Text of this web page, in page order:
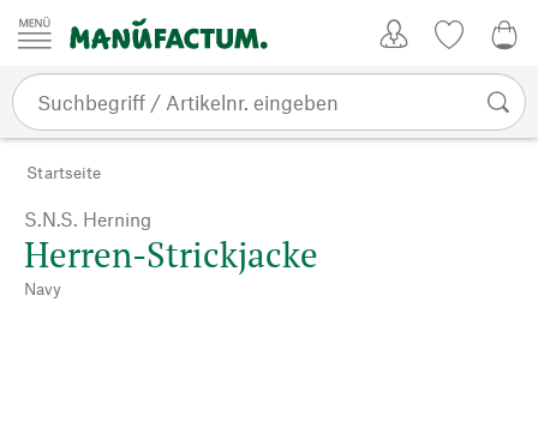
Zum Inhalt springen
Startseite
S.N.S. Herning
Herren-Strickjacke
Navy